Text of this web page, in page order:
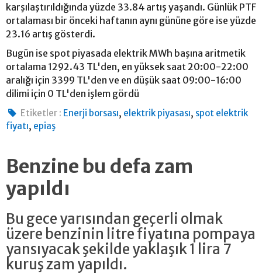
karşılaştırıldığında yüzde 33.84 artış yaşandı. Günlük PTF
ortalaması bir önceki haftanın aynı gününe göre ise yüzde
23.16 artış gösterdi.
Bugün ise spot piyasada elektrik MWh başına aritmetik
ortalama 1292.43 TL'den, en yüksek saat 20:00-22:00
aralığı için 3399 TL'den ve en düşük saat 09:00-16:00
dilimi için 0 TL'den işlem gördü
Etiketler : Enerji borsası, elektrik piyasası, spot elektrik
fiyatı, epiaş
Benzine bu defa zam
yapıldı
Bu gece yarısından geçerli olmak
üzere benzinin litre fiyatına pompaya
yansıyacak şekilde yaklaşık 1 lira 7
kuruş zam yapıldı.